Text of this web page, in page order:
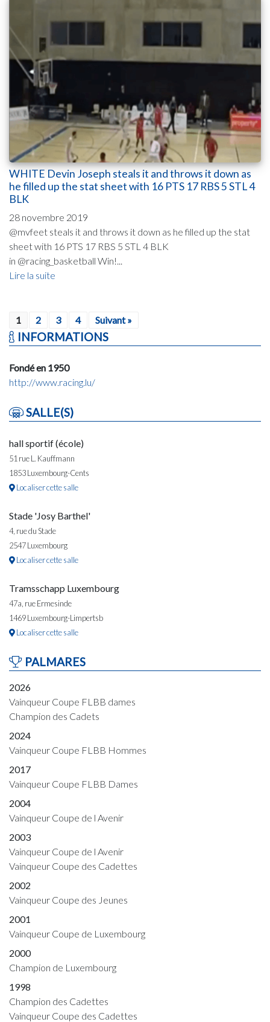
WHITE Devin Joseph steals it and throws it down as
he filled up the stat sheet with 16 PTS 17 RBS 5 STL 4
BLK
28 novembre 2019
@mvfeet steals it and throws it down as he filled up the stat
sheet with 16 PTS 17 RBS 5 STL 4 BLK
in @racing_basketball Win!...
Lire la suite
1 2 3 4 Suivant »
INFORMATIONS
Fondé en 1950
http://www.racing.lu/
SALLE(S)
hall sportif (école)
51 rue L. Kauffmann
1853 Luxembourg-Cents
Localiser cette salle
Stade 'Josy Barthel'
4, rue du Stade
2547 Luxembourg
Localiser cette salle
Tramsschapp Luxembourg
47a, rue Ermesinde
1469 Luxembourg-Limpertsb
Localiser cette salle
PALMARES
2026
Vainqueur Coupe FLBB dames
Champion des Cadets
2024
Vainqueur Coupe FLBB Hommes
2017
Vainqueur Coupe FLBB Dames
2004
Vainqueur Coupe de l Avenir
2003
Vainqueur Coupe de l Avenir
Vainqueur Coupe des Cadettes
2002
Vainqueur Coupe des Jeunes
2001
Vainqueur Coupe de Luxembourg
2000
Champion de Luxembourg
1998
Champion des Cadettes
Vainqueur Coupe des Cadettes